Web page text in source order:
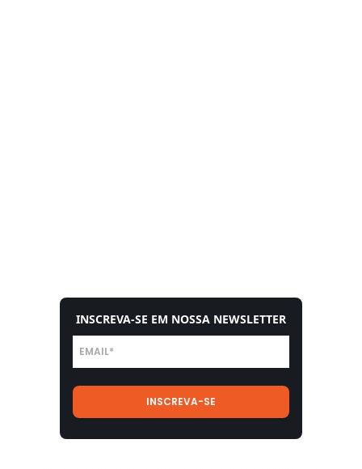
INSCREVA-SE EM NOSSA NEWSLETTER